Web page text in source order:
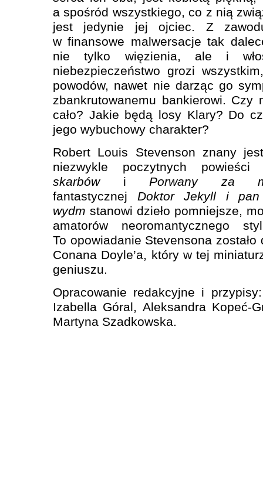
a spośród wszystkiego, co z nią
jest jedynie jej ojciec. Z
w finansowe malwersacje tak
nie tylko więzienia, ale i
niebezpieczeństwo grozi
powodów, nawet nie darząc go
zbankrutowanemu bankierowi. Czy
cało? Jakie będą losy Klary? Do
jego wybuchowy charakter?
Robert Louis Stevenson znany
niezwykle poczytnych
skarbówi Porwany za
fantastycznej Doktor Jekyll i pan
wydm stanowi dzieło pomniejsze,
amatorów neoromantycznego
To opowiadanie Stevensona
Conana Doyle’a, który w tej
geniuszu.
Opracowanie redakcyjne i
Izabella Góral, Aleksandra Kopeć-
Martyna Szadkowska.